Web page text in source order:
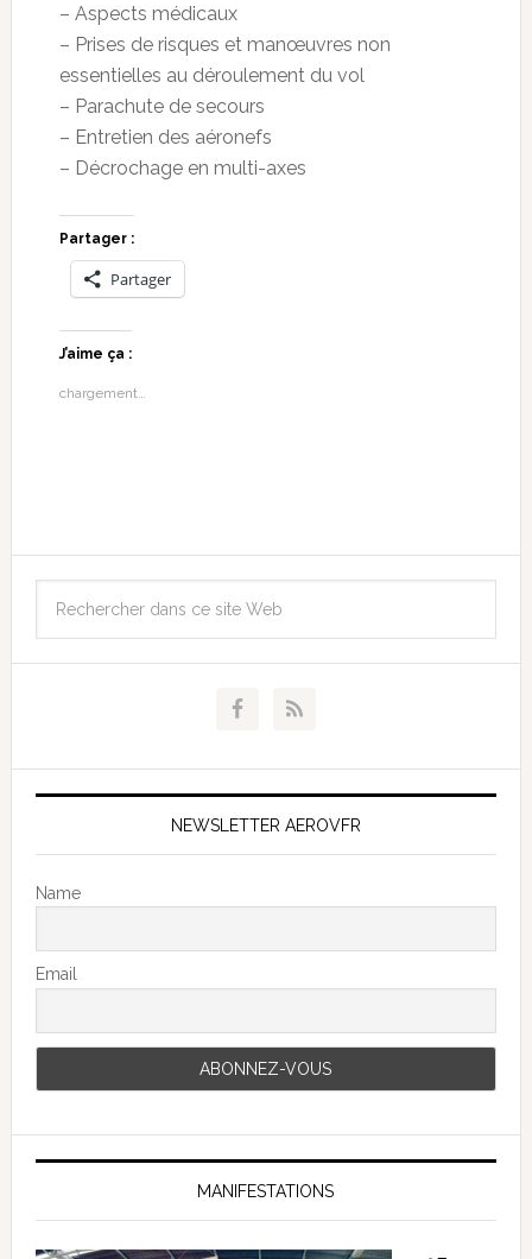
– Aspects médicaux
– Prises de risques et manœuvres non
essentielles au déroulement du vol
– Parachute de secours
– Entretien des aéronefs
– Décrochage en multi-axes
Partager :
Partager
J’aime ça :
chargement…
NEWSLETTER AEROVFR
Name
Email
MANIFESTATIONS